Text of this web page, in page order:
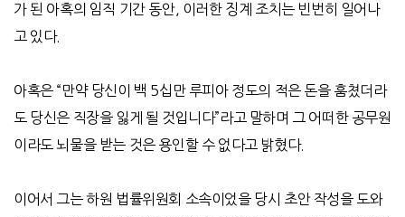
가 된 아혹의 임직 기간 동안, 이러한 징계 조치는 빈번히 일어나
고 있다.
아혹은 “만약 당신이 백 5십만 루피아 정도의 적은 돈을 훔쳤더라
도 당신은 직장을 잃게 될 것입니다”라고 말하며 그 어떠한 공무원
이라도 뇌물을 받는 것은 용인할 수 없다고 밝혔다.
이어서 그는 하원 법률위원회 소속이었을 당시 초안 작성을 도와